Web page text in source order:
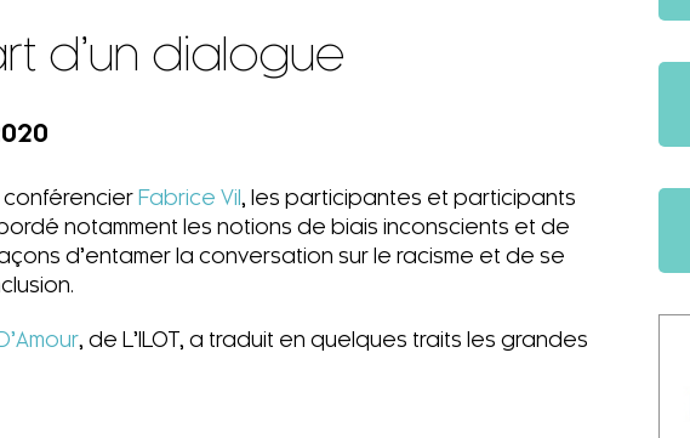
d’un dialogue
Fabrice Vil , les participantes et participants
notamment les notions de biais inconscients et de
d’entamer la conversation sur le racisme et de se
, de L’ILOT, a traduit en quelques traits les grandes